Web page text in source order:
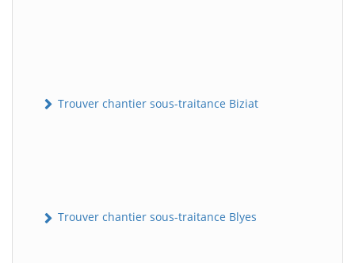
Trouver chantier sous-traitance Biziat
Trouver chantier sous-traitance Blyes